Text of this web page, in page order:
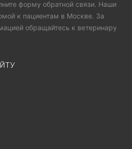
форму обратной связи. Наши
к пациентам в Москве. За
обращайтесь к ветеринару